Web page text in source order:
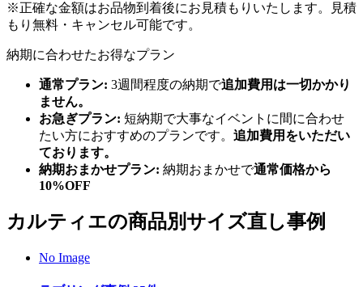
※正確な金額はお品物到着後にお見積もりいたします。見積
もり無料・キャンセル可能です。
納期に合わせたお得なプラン
通常プラン: 3週間程度の納期で追加費用は一切かかり
ません。
お急ぎプラン: 短納期で大事なイベントに間に合わせ
たい方におすすめのプランです。 追加費用をいただい
ております。
納期おまかせプラン: 納期おまかせで通常価格から
10%OFF
カルティエの商品別サイズ直し事例
No Image